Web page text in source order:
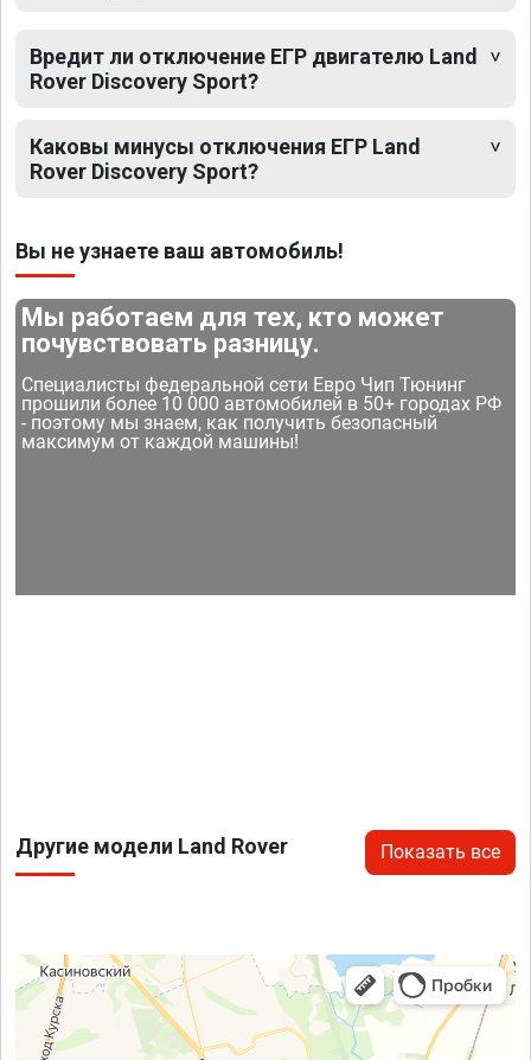
Вредит ли отключение ЕГР двигателю Land
Rover Discovery Sport?
Каковы минусы отключения ЕГР Land
Rover Discovery Sport?
Вы не узнаете ваш автомобиль!
Мы работаем для тех, кто может
почувствовать разницу.
Специалисты федеральной сети Евро Чип Тюнинг
прошили более 10 000 автомобилей в 50+ городах РФ
- поэтому мы знаем, как получить безопасный
максимум от каждой машины!
Другие модели Land Rover Показать все